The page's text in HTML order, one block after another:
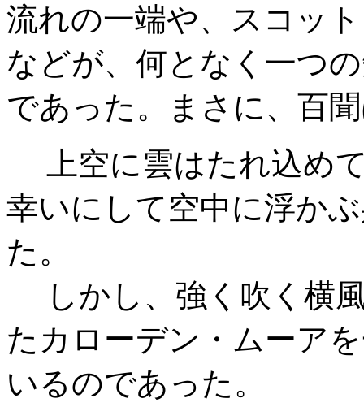
流れの一端や、スコッ
などが、何となく一つ
であった。まさに、百
上空に雲はたれ込め
幸いにして空中に浮か
た。
しかし、強く吹く横
たカローデン・ムーア
いるのであった。